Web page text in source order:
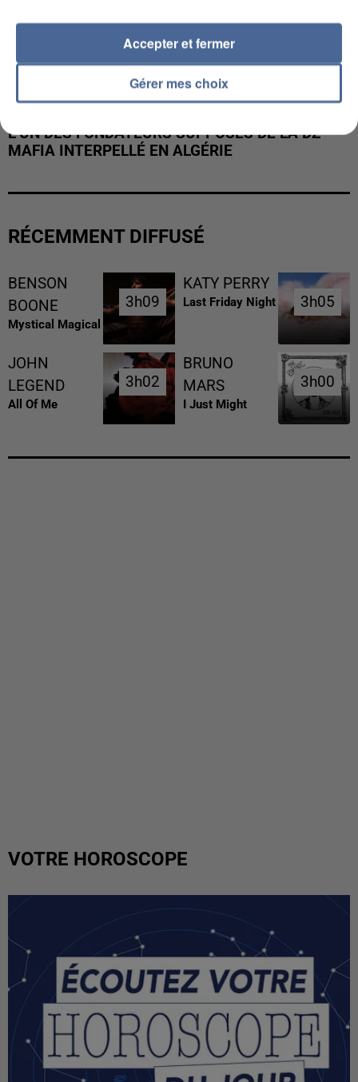
L’UN DES FONDATEURS SUPPOSÉS DE LA DZ
MAFIA INTERPELLÉ EN ALGÉRIE
RÉCEMMENT DIFFUSÉ
BENSON
BOONE
Mystical Magical
3h09
3h09
KATY PERRY
Last Friday Night 3h05
3h05
JOHN
LEGEND
All Of Me
3h02
3h02
BRUNO
MARS
I Just Might
3h00
3h00
VOTRE HOROSCOPE
Gérer mes choix
Accepter et fermer